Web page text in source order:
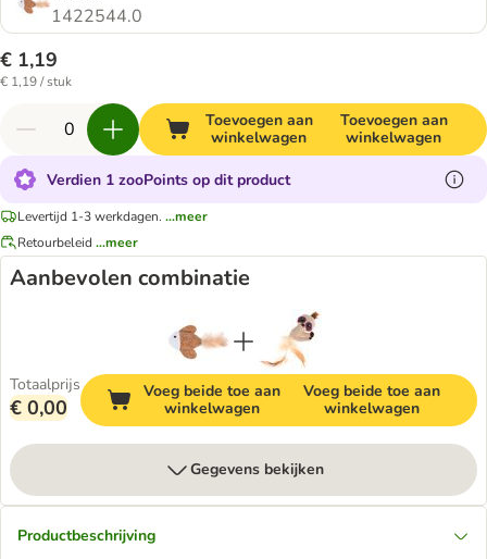
1422544.0
€ 1,19
€ 1,19 / stuk
Toevoegen aan
winkelwagen
Toevoegen aan
winkelwagen
Verdien 1 zooPoints op dit product
Levertijd 1-3 werkdagen. ...meer
Retourbeleid ...meer
Aanbevolen combinatie
Totaalprijs
€ 0,00
Voeg beide toe aan
winkelwagen
Voeg beide toe aan
winkelwagen
Gegevens bekijken
Productbeschrijving